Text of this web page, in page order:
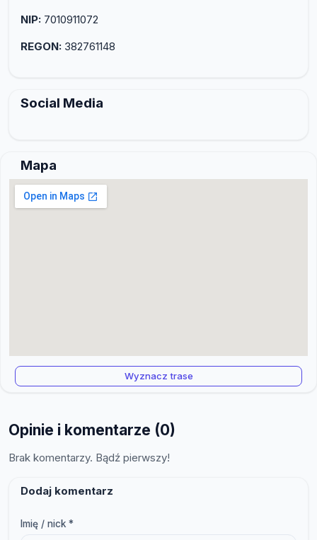
NIP: 7010911072
REGON: 382761148
Social Media
Mapa
Wyznacz trase
Opinie i komentarze (0)
Brak komentarzy. Bądź pierwszy!
Dodaj komentarz
Imię / nick *